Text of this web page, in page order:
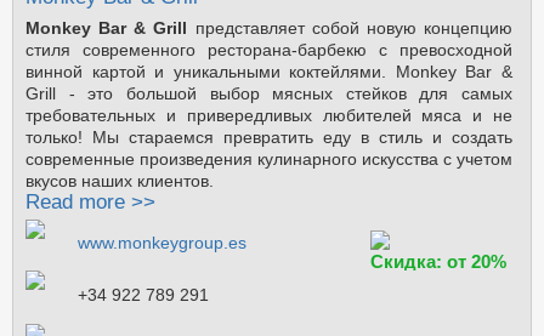
Monkey Bar & Grill представляет собой новую концепцию
стиля современного ресторана-барбекю с превосходной
винной картой и уникальными коктейлями. Monkey Bar &
Grill - это большой выбор мясных стейков для самых
требовательных и привередливых любителей мяса и не
только! Мы стараемся превратить еду в стиль и создать
современные произведения кулинарного искусства с учетом
вкусов наших клиентов.
Read more >>
www.monkeygroup.es
+34 922 789 291
Скидка: от 20%